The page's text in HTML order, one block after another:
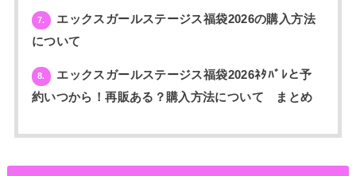
7.
エックスガールステージス福袋2026の購入方法
について
8.
エックスガールステージス福袋2026ﾈﾀﾊﾞﾚと予
約いつから！再販ある？購入方法について まとめ